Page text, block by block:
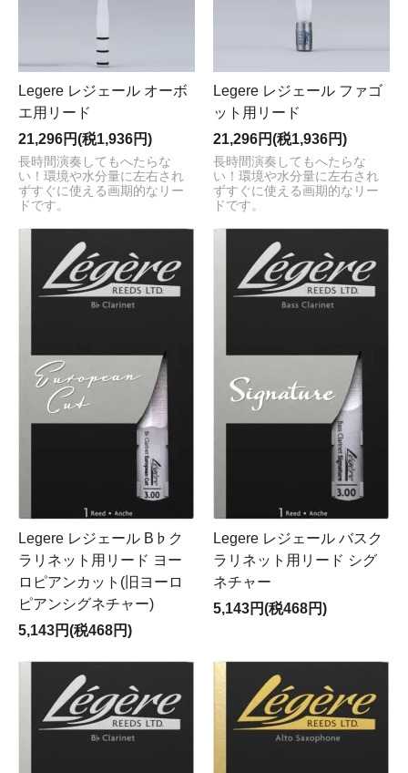
Legere レジェール オーボ
エ用リード
21,296円(税1,936円)
長時間演奏してもへたらな
い！環境や水分量に左右され
ずすぐに使える画期的なリー
ドです。
Legere レジェール ファゴ
ット用リード
21,296円(税1,936円)
長時間演奏してもへたらな
い！環境や水分量に左右され
ずすぐに使える画期的なリー
ドです。
Legere レジェール B♭ク
ラリネット用リード ヨー
ロピアンカット(旧ヨーロ
ピアンシグネチャー)
5,143円(税468円)
Legere レジェール バスク
ラリネット用リード シグ
ネチャー
5,143円(税468円)